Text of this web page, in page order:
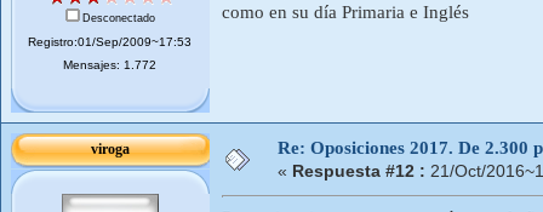
Desconectado
Registro:01/Sep/2009~17:53
Mensajes: 1.772
como en su día Primaria e Inglés
viroga Re: Oposiciones 2017. De 2.300
« Respuesta #12 : 21/Oct/